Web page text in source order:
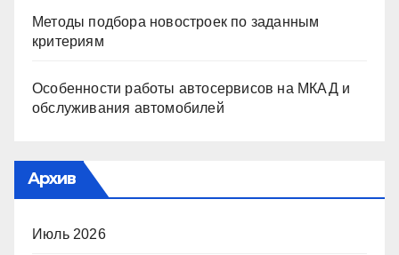
Методы подбора новостроек по заданным
критериям
Особенности работы автосервисов на МКАД и
обслуживания автомобилей
Архив
Июль 2026